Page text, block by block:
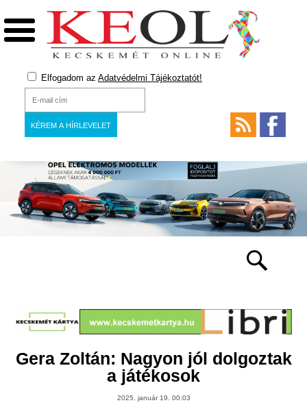
Elfogadom az Adatvédelmi Tájékoztatót!
Gera Zoltán: Nagyon jól dolgoztak
a játékosok
2025. január 19. 00:03